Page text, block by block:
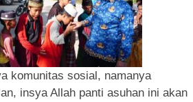
komunitas sosial, namanya
insya Allah panti asuhan ini akan